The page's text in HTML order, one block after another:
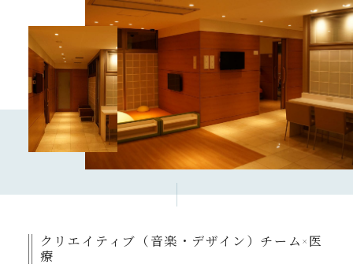
クリエイティブ（音楽・デザイン）チーム×医
療